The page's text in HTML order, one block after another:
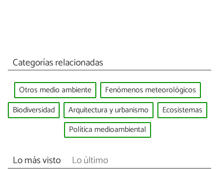
Categorías relacionadas
Otros medio ambiente
Fenómenos meteorológicos
Biodiversidad
Arquitectura y urbanismo
Ecosistemas
Política medioambiental
Lo más visto Lo último